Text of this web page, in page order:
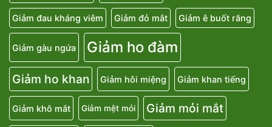
Giảm đau kháng viêm Giảm đỏ mắt Giảm ê buốt răng
Giảm gàu ngứa Giảm ho đàm
Giảm ho khan Giảm hôi miệng Giảm khan tiếng
Giảm khô mắt Giảm mệt mỏi Giảm mỏi mắt